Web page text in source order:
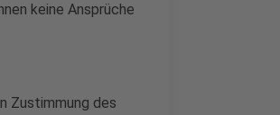
keine Ansprüche
Zustimmung des